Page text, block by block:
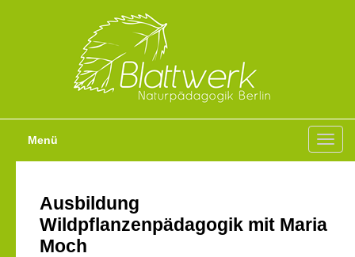
Menü
Ausbildung
Wildpflanzenpädagogik mit Maria
Moch